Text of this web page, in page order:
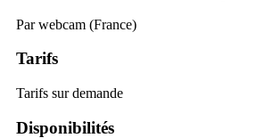
Par webcam (France)
Tarifs
Tarifs sur demande
Disponibilités